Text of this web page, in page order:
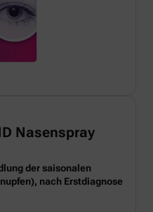
Nasenspray
der saisonalen
nach Erstdiagnose